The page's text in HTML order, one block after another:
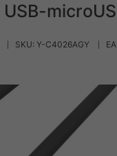
SKU: Y-C4026AGY